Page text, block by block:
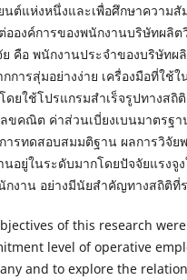
นต์แห่งหนึ่งและเพื่อศึกษาความ
อองค์การของพนักงานบริษัทผลิ
ย คือ พนักงานประจำของบริษัท
การสุ่มอย่างง่าย เครื่องมือที่ใช้
ดยใช้โปรแกรมสำเร็จรูปทางสถิ
ลขคณิต ค่าส่วนเบี่ยงเบนมาตรฐ
ารทดสอบสมมติฐาน ผลการวิจัย
นอยู่ในระดับมากโดยปัจจัยแรง
กงาน อย่างมีนัยสำคัญทางสถิติที่
of this research
level of operative
and to explore the